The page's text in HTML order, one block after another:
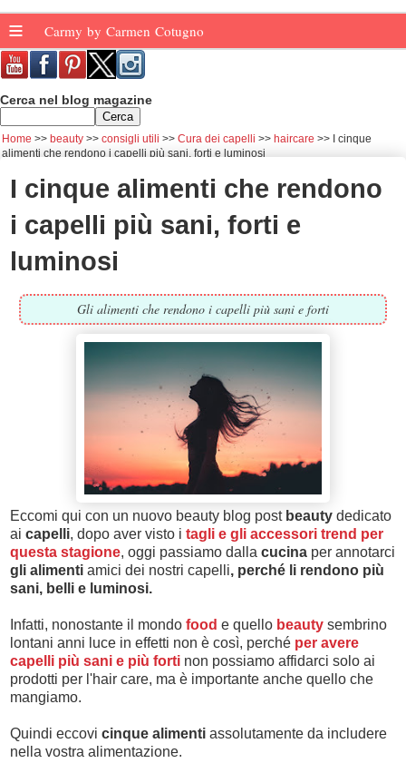
≡ Carmy by Carmen Cotugno
Cerca nel blog magazine
Home beauty consigli utili Cura dei capelli haircare
I cinque
alimenti che rendono i capelli più sani, forti e luminosi
I cinque alimenti che rendono
i capelli più sani, forti e
luminosi
Gli alimenti che rendono i capelli più sani e forti
Eccomi qui con un nuovo beauty blog post beauty dedicato
ai capelli, dopo aver visto i tagli e gli accessori trend per
questa stagione, oggi passiamo dalla cucina per annotarci
gli alimenti amici dei nostri capelli, perché li rendono più
sani, belli e luminosi.
Infatti, nonostante il mondo food e quello beauty sembrino
lontani anni luce in effetti non è così, perché per avere
capelli più sani e più forti non possiamo affidarci solo ai
prodotti per l'hair care, ma è importante anche quello che
mangiamo.
Quindi eccovi cinque alimenti assolutamente da includere
nella vostra alimentazione.